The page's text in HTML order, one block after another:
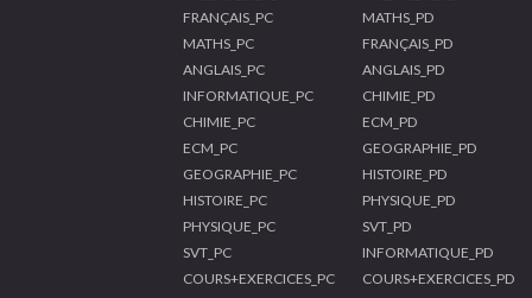
FRANÇAIS_PC
MATHS_PC
ANGLAIS_PC
INFORMATIQUE_PC
CHIMIE_PC
ECM_PC
GEOGRAPHIE_PC
HISTOIRE_PC
PHYSIQUE_PC
SVT_PC
COURS+EXERCICES_PC
MATHS_PD
FRANÇAIS_PD
ANGLAIS_PD
CHIMIE_PD
ECM_PD
GEOGRAPHIE_PD
HISTOIRE_PD
PHYSIQUE_PD
SVT_PD
INFORMATIQUE_PD
COURS+EXERCICES_PD